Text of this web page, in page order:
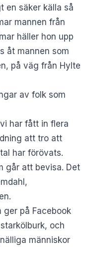
en säker källa så
mannen från
häller hon upp
åt mannen som
på väg från Hylte
av folk som
har fått in flera
att tro att
har förövats.
går att bevisa. Det
ger på Facebook
och
människor